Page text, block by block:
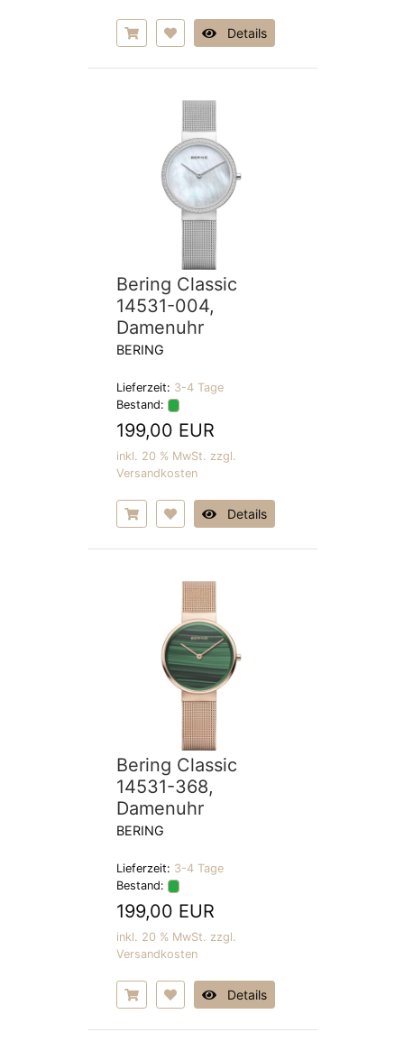
Details
Bering Classic
14531-004,
Damenuhr
BERING
Lieferzeit: 3-4 Tage
Bestand:
199,00 EUR
inkl. 20 % MwSt. zzgl.
Versandkosten
Details
Bering Classic
14531-368,
Damenuhr
BERING
Lieferzeit: 3-4 Tage
Bestand:
199,00 EUR
inkl. 20 % MwSt. zzgl.
Versandkosten
Details